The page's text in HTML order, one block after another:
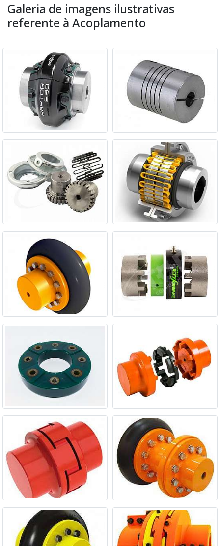
Galeria de imagens ilustrativas
referente à Acoplamento